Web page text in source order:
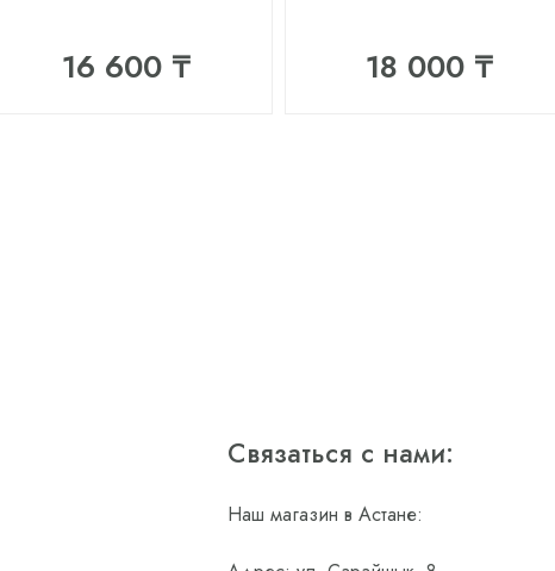
16 600 ₸ 18 000 ₸
Связаться с нами:
Наш магазин в Астане: